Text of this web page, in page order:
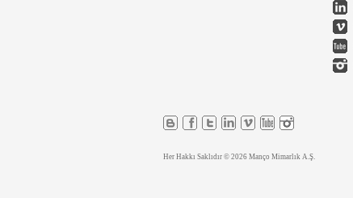
Her Hakkı Saklıdır © 2026 Manço Mimarlık A.Ş.